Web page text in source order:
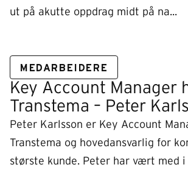
ut på akutte oppdrag midt på na...
MEDARBEIDERE
Key Account Manager
Transtema – Peter
Peter Karlsson er Key Account
Transtema og hovedansvarlig for
største kunde. Peter har vært med i